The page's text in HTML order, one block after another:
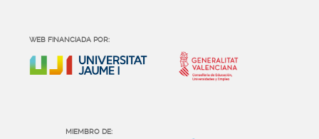
WEB FINANCIADA POR:
MIEMBRO DE: